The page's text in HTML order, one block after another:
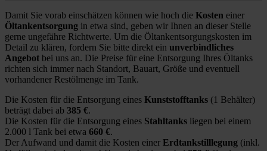
Damit Sie vorab einschätzen können wie hoch die Kosten einer
Öltankentsorgung in etwa sind, geben wir Ihnen an dieser Stelle
gerne ungefähre Richtwerte. Um die Öltankentsorgungskosten im
Detail zu klären, fordern Sie bitte direkt ein unverbindliches
Angebot bei uns an. Die Preise für eine Entsorgung Ihres Öltanks
richten sich immer nach Standort, Bauart, Größe und eventuell
vorhandener Restölmenge im Tank.
Die Kosten für die Entsorgung eines Kunststofftanks (1 Behälter)
beträgt dabei ab 385 €.
Die Kosten für die Entsorgung eines Stahltanks liegen bei einem
2.000 l Tank bei etwa 660 €.
Der Aufwand und damit die Kosten einer Erdtankstilllegung (inkl.